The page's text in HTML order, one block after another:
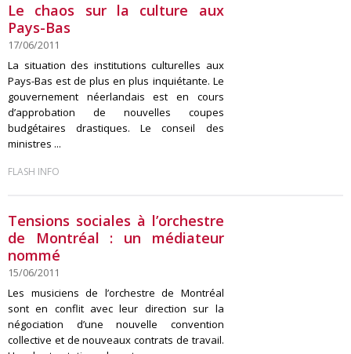
Le chaos sur la culture aux
Pays-Bas
17/06/2011
La situation des institutions culturelles aux
Pays-Bas est de plus en plus inquiétante. Le
gouvernement néerlandais est en cours
d’approbation de nouvelles coupes
budgétaires drastiques. Le conseil des
ministres ...
FLASH INFO
Tensions sociales à l’orchestre
de Montréal : un médiateur
nommé
15/06/2011
Les musiciens de l’orchestre de Montréal
sont en conflit avec leur direction sur la
négociation d’une nouvelle convention
collective et de nouveaux contrats de travail.